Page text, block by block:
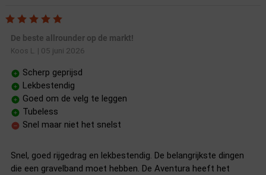
De beste allrounder op de markt!
Koos L. 05 juni 2026
Scherp geprijsd
Lekbestendig
Goed om de velg te leggen
Tubeless
Snel maar niet het snelst
Snel, goed rijgedrag en lekbestendig. De belangrijkste dingen
die een gravelband moet hebben. De Aventura heeft het